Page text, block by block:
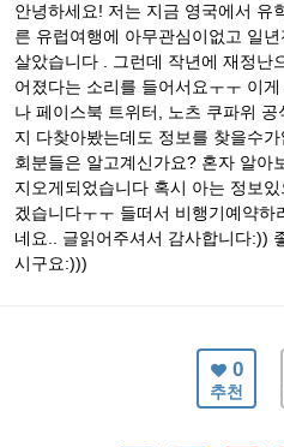
안녕하세요! 저는 지금 영국에서 유
른 유럽여행에 아무관심이없고 일
살았습니다 . 그런데 작년에 재정난
어졌다는 소리를 들어서요ㅜㅜ 이
나 페이스북 트위터, 노츠 쿠파위
지 다찾아봤는데도 정보를 찾을수
회분들은 알고계신가요? 혼자 알아
지오게되었습니다 혹시 아는 정보
겠습니다ㅜㅜ 들떠서 비행기예약하
네요.. 글읽어주셔서 감사합니다:))
시구요:)))
0
추천